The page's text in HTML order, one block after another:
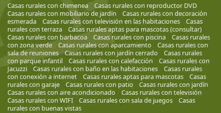
Casas rurales con chimenea
Casas rurales con reproductor DVD
Casas rurales con mobiliario de jardín
Casas rurales con decoración
esmerada
Casas rurales con televisión en las habitaciones
Casas
rurales con terraza
Casas rurales aptas para mascotas (consultar)
Casas rurales con barbacoa
Casas rurales con piscina
Casas rurales
con zona verde
Casas rurales con aparcamiento
Casas rurales con
sala de reuniones
Casas rurales con jardín cerrado
Casas rurales
con parque infantil
Casas rurales con calefacción
Casas rurales con
Jacuzzi
Casas rurales con baño en las habitaciones
Casas rurales
con conexión a internet
Casas rurales aptas para mascotas
Casas
rurales con garaje
Casas rurales con patio
Casas rurales con jardín
Casas rurales con aire acondicionado
Casas rurales con televisión
Casas rurales con WIFI
Casas rurales con sala de juegos
Casas
rurales con buenas vistas